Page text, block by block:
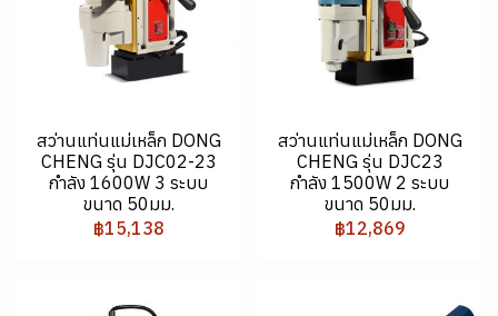
สว่านแท่นแม่เหล็ก DONG
CHENG รุ่น DJC02-23
กำลัง 1600W 3 ระบบ
ขนาด 50มม.
฿15,138
สว่านแท่นแม่เหล็ก DONG
CHENG รุ่น DJC23
กำลัง 1500W 2 ระบบ
ขนาด 50มม.
฿12,869